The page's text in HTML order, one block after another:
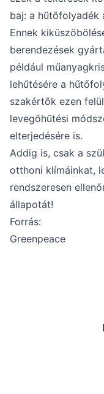
baj: a hűtőfolyadék
Ennek
berendezések
például
lehűtésére a
szakértők ezen
levegőhűtési
elterjedésére is.
Addig is, csak a
otthoni klímáinkat,
rendszeresen
állapotát!
Forrás:
Greenpeace